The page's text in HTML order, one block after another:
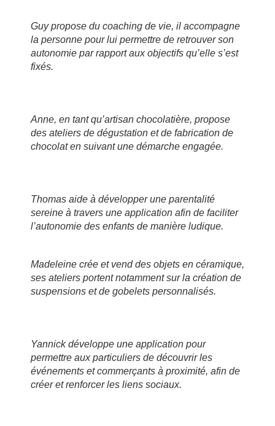
Guy propose du coaching de vie, il accompagne
la personne pour lui permettre de retrouver son
autonomie par rapport aux objectifs qu’elle s’est
fixés.
Anne, en tant qu’artisan chocolatière, propose
des ateliers de dégustation et de fabrication de
chocolat en suivant une démarche engagée.
Thomas aide à développer une parentalité
sereine à travers une application afin de faciliter
l’autonomie des enfants de manière ludique.
Madeleine crée et vend des objets en céramique,
ses ateliers portent notamment sur la création de
suspensions et de gobelets personnalisés.
Yannick développe une application pour
permettre aux particuliers de découvrir les
événements et commerçants à proximité, afin de
créer et renforcer les liens sociaux.